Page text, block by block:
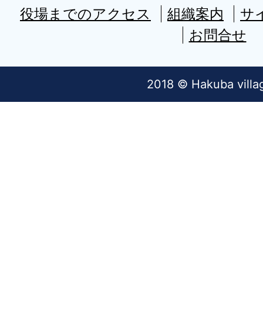
役場までのアクセス 組織案内
サ
お問合せ
2018 © Hakuba